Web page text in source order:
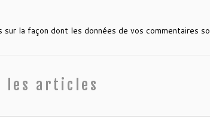
sur la façon dont les données de vos commentaires
les articles